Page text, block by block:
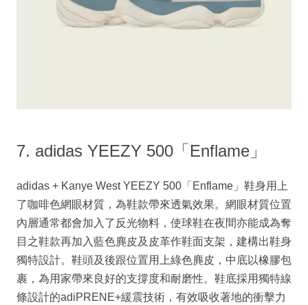
7. adidas YEEZY 500「Enflame」
adidas + Kanye West YEEZY 500「Enflame」鞋身用上
了咖啡色網眼材質，為鞋款帶來透氣效果。網眼材質位置
內層通常都會加入了反光物料，使球鞋在夜間亦能成為奪
目之鞋款再加入藍色麂皮及皮革作鞋面支架，建構出鞋身
獨特設計。鞋頭及後跟位置用上綠色麂皮，中底以橡膠包
裹，為用家帶來良好的支撐度和耐磨性。鞋底採用獨特線
條設計的adiPRENE+緩震技術，有效吸收著地的衝擊力